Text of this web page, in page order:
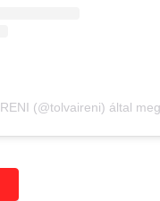
(@tolvaireni) által